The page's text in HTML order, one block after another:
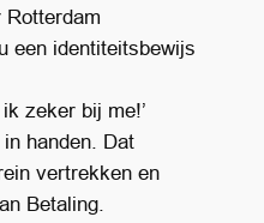
Rotterdam
een identiteitsbewijs
zeker bij me!’
handen. Dat
vertrekken en
Betaling.